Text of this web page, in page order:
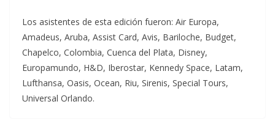
Los asistentes de esta edición fueron: Air Europa,
Amadeus, Aruba, Assist Card, Avis, Bariloche, Budget,
Chapelco, Colombia, Cuenca del Plata, Disney,
Europamundo, H&D, Iberostar, Kennedy Space, Latam,
Lufthansa, Oasis, Ocean, Riu, Sirenis, Special Tours,
Universal Orlando.